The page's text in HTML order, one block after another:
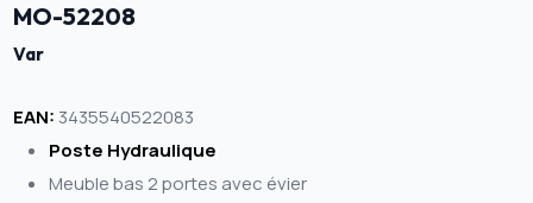
MO-52208
Var
EAN: 3435540522083
Poste Hydraulique
Meuble bas 2 portes avec évier